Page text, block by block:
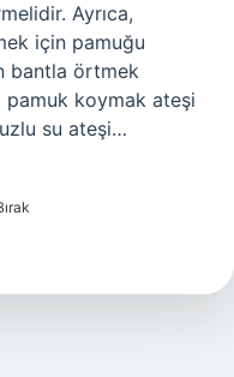
Ayrıca,
için pamuğu
bantla örtmek
koymak ateşi
su ateşi…